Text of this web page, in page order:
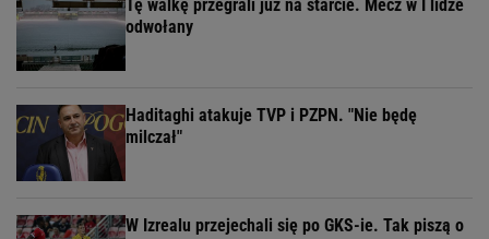
Tę walkę przegrali już na starcie. Mecz w I lidze
odwołany
Haditaghi atakuje TVP i PZPN. "Nie będę
milczał"
W Izrealu przejechali się po GKS-ie. Tak piszą o